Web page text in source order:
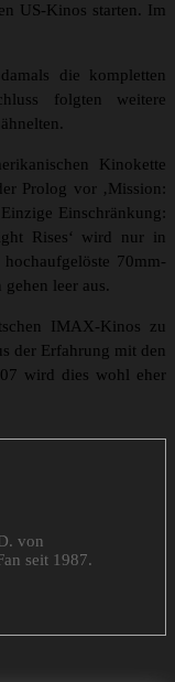
US-Kinos starten. Im
die kompletten
folgten weitere
Kinokette
Prolog vor ‚Mission:
Einschränkung:
Rises‘ wird nur in
70mm-
leer aus.
IMAX-Kinos zu
der Erfahrung mit den
wird dies wohl eher
von
seit 1987.